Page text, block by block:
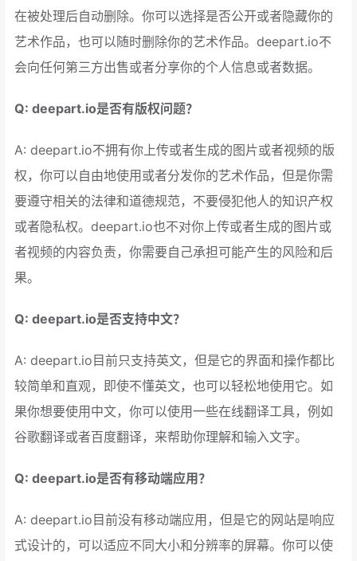
在被处理后自动删除。你可以选择是否公开或者隐藏你的
艺术作品，也可以随时删除你的艺术作品。deepart.io不
会向任何第三方出售或者分享你的个人信息或者数据。
Q: deepart.io是否有版权问题？
A: deepart.io不拥有你上传或者生成的图片或者视频的版
权，你可以自由地使用或者分发你的艺术作品，但是你需
要遵守相关的法律和道德规范，不要侵犯他人的知识产权
或者隐私权。deepart.io也不对你上传或者生成的图片或
者视频的内容负责，你需要自己承担可能产生的风险和后
果。
Q: deepart.io是否支持中文？
A: deepart.io目前只支持英文，但是它的界面和操作都比
较简单和直观，即使不懂英文，也可以轻松地使用它。如
果你想要使用中文，你可以使用一些在线翻译工具，例如
谷歌翻译或者百度翻译，来帮助你理解和输入文字。
Q: deepart.io是否有移动端应用？
A: deepart.io目前没有移动端应用，但是它的网站是响应
式设计的，可以适应不同大小和分辨率的屏幕。你可以使